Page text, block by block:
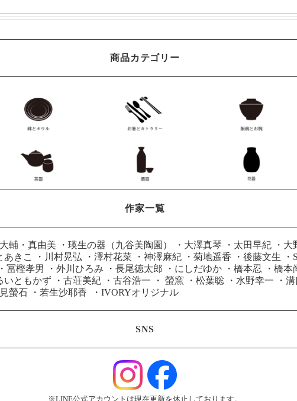
商品カテゴリー
作家一覧
輔・真由美 ・ 瑛生の器（九谷美陶園） ・ 大澤真琴 ・ 太田早紀 ・ 大
あきこ ・ 川村晃弘 ・ 澤村花菜 ・ 神澤麻紀 ・ 菊地遥香 ・ 後藤文生 ・
・ 冨樫孝男 ・ 外川ひろみ ・ 長尾徳太郎 ・ にしだゆか ・ 橋本忍 ・ 橋本
いともかず ・ 古荘美紀 ・ 古谷浩一 ・ 螢窯 ・ 松葉聡 ・ 水野幸一 ・ 溝
螢石 ・ 若生沙耶香 ・ IVORYオリジナル
SNS
※LINE公式アカウントは現在更新を休止しております。